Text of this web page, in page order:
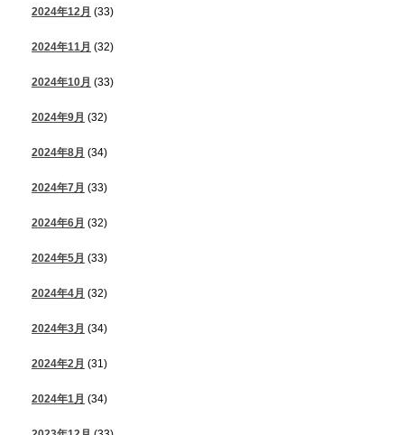
2024年12月 (33)
2024年11月 (32)
2024年10月 (33)
2024年9月 (32)
2024年8月 (34)
2024年7月 (33)
2024年6月 (32)
2024年5月 (33)
2024年4月 (32)
2024年3月 (34)
2024年2月 (31)
2024年1月 (34)